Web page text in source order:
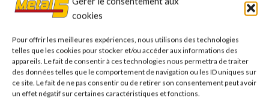
cookies
Pour offrir les meilleures expériences, nous utilisons des technologies
telles que les cookies pour stocker et/ou accéder aux informations des
appareils. Le fait de consentir à ces technologies nous permettra de traiter
des données telles que le comportement de navigation ou les ID uniques sur
ce site. Le fait de ne pas consentir ou de retirer son consentement peut avoir
un effet négatif sur certaines caractéristiques et fonctions.
Shipping & Delivery
Produits similaires